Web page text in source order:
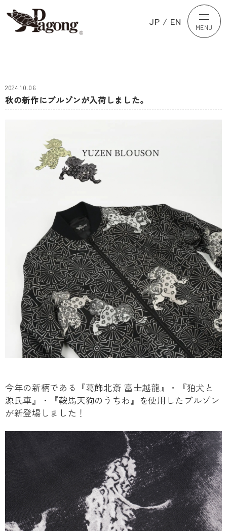
JP / EN MENU
2024.10.06
秋の新作にブルゾンが入荷しました。
今年の新柄である『葛飾北斎 富士越龍』・『狛犬と
源氏車』・『鞍馬天狗のうちわ』を使用したブルゾン
が新登場しました！